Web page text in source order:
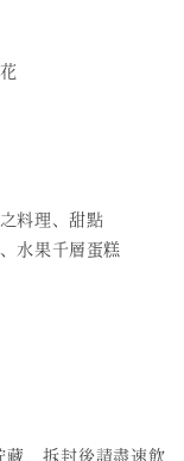
料理、甜點
水果千層蛋糕
，拆封後請盡速飲